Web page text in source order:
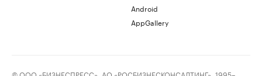
Android
AppGallery